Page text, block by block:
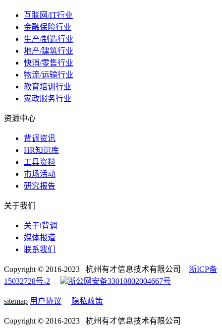
互联网/IT行业
金融保险行业
生产/制造行业
地产/建筑行业
快消/零售行业
物流/运输行业
教育培训行业
家政服务行业
资源中心
背调资讯
HR知识库
工具资料
市场活动
研究报告
关于我们
关于i背调
媒体报道
联系我们
Copyright © 2016-2023 杭州有才信息技术有限公司 浙ICP备
15032728号-2
浙公网安备33010802004667号
sitemap 用户协议 隐私政策
Copyright © 2016-2023 杭州有才信息技术有限公司